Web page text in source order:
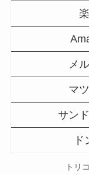
メ
マ
サン
ド
トリ